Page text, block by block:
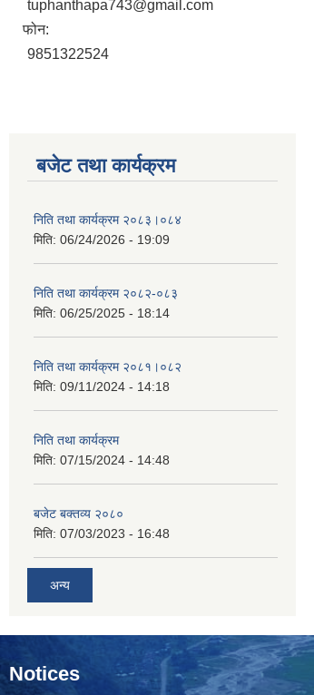
tuphanthapa743@gmail.com
फोन:
9851322524
बजेट तथा कार्यक्रम
निति तथा कार्यक्रम २०८३।०८४
मिति: 06/24/2026 - 19:09
निति तथा कार्यक्रम २०८२-०८३
मिति: 06/25/2025 - 18:14
निति तथा कार्यक्रम २०८१।०८२
मिति: 09/11/2024 - 14:18
निति तथा कार्यक्रम
मिति: 07/15/2024 - 14:48
बजेट बक्तव्य २०८०
मिति: 07/03/2023 - 16:48
अन्य
Notices